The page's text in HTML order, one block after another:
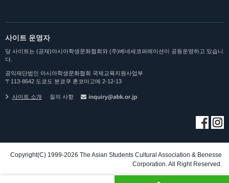
사이트 운영자
당 사이트는 (공재)아시아학생문화협회와 (주)베네세코퍼레이션이 공동운영하고 있습니
다.
공익재단법인 아시아학생문화협회 국제교육지원사업부
〒113-8642 도쿄도 분쿄쿠 혼코마고메 2-12-13
사이트 소개 질의 사항
Copyright(C) 1999-2026 The Asian Students Cultural Association & Benesse
Corporation. All Right Reserved.